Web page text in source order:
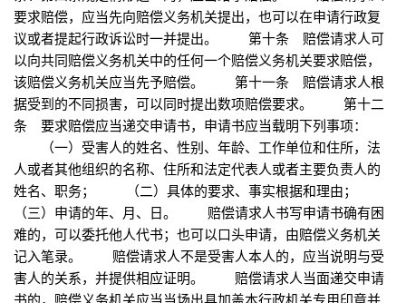
要求赔偿，应当先向赔偿义务机关提出，也可以在申请行政复
议或者提起行政诉讼时一并提出。 第十条 赔偿请求人可
以向共同赔偿义务机关中的任何一个赔偿义务机关要求赔偿，
该赔偿义务机关应当先予赔偿。 第十一条 赔偿请求人根
据受到的不同损害，可以同时提出数项赔偿要求。 第十二
条 要求赔偿应当递交申请书，申请书应当载明下列事项：
（一）受害人的姓名、性别、年龄、工作单位和住所，法
人或者其他组织的名称、住所和法定代表人或者主要负责人的
姓名、职务； （二）具体的要求、事实根据和理由；
（三）申请的年、月、日。 赔偿请求人书写申请书确有困
难的，可以委托他人代书；也可以口头申请，由赔偿义务机关
记入笔录。 赔偿请求人不是受害人本人的，应当说明与受
害人的关系，并提供相应证明。 赔偿请求人当面递交申请
书的，赔偿义务机关应当当场出具加盖本行政机关专用印章并